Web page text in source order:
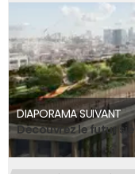
DIAPORAMA SUIVANT
Découvrez le futur